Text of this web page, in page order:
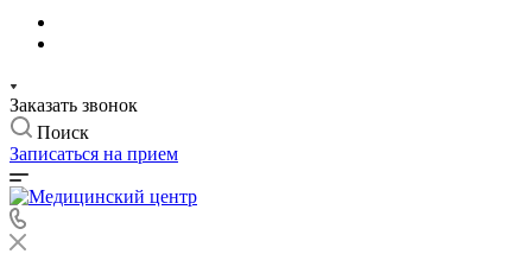
Заказать звонок
Поиск
Записаться на прием